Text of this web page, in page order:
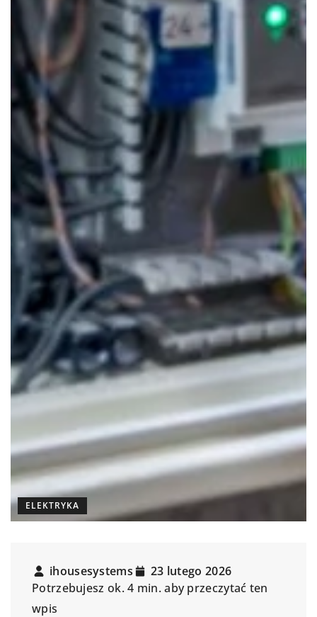
ELEKTRYKA
ihousesystems
23 lutego 2026
Potrzebujesz ok. 4 min. aby przeczytać ten
wpis